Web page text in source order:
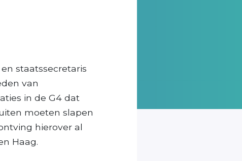
staatssecretaris
van
in de G4 dat
moeten slapen
hierover al
Haag.